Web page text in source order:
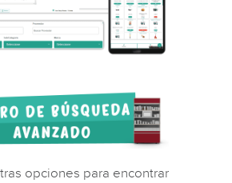
opciones para encontrar